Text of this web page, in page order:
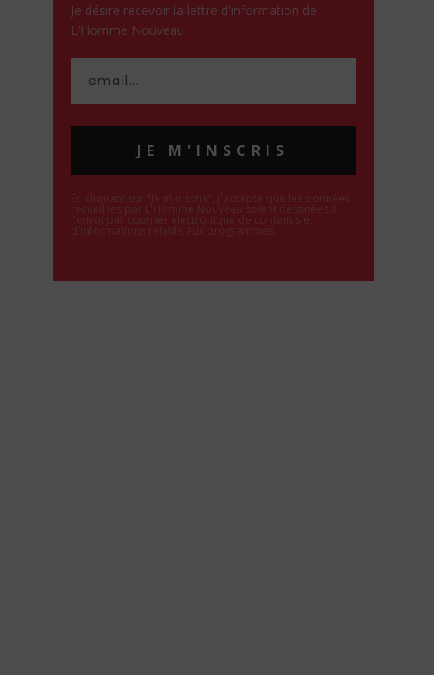
Je désire recevoir la lettre d'information de
L'Homme Nouveau
JE M'INSCRIS
En cliquant sur "Je m'inscris", j'accepte que les données
recueillies par L'Homme Nouveau soient destinées à
l'envoi par courrier électronique de contenus et
d'informations relatifs aux programmes.